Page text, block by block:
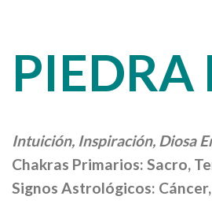
PIEDRA
Intuición, Inspiración, Diosa
Chakras Primarios: Sacro,
Signos Astrológicos: